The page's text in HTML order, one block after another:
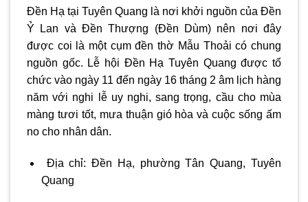
Đền Hạ tại Tuyên Quang là nơi khởi nguồn của Đền
Ỷ Lan và Đền Thượng (Đền Dùm) nên nơi đây
được coi là một cụm đền thờ Mẫu Thoải có chung
nguồn gốc. Lễ hội Đền Hạ Tuyên Quang được tổ
chức vào ngày 11 đến ngày 16 tháng 2 âm lịch hàng
năm với nghi lễ uy nghi, sang trọng, cầu cho mùa
màng tươi tốt, mưa thuận gió hòa và cuộc sống ấm
no cho nhân dân.
Địa chỉ:Đền Hạ, phường Tân Quang, Tuyên
Quang